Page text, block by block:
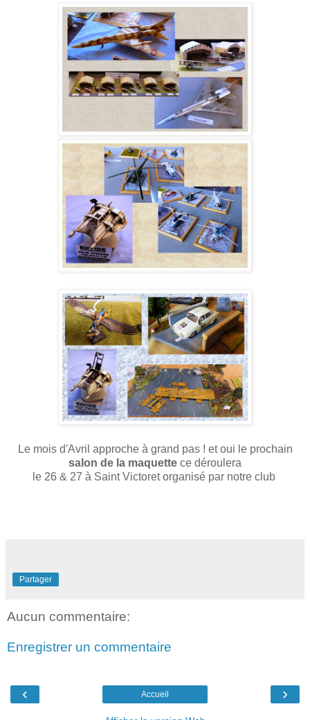
Le mois d'Avril approche à grand pas ! et oui le prochain
salon de la maquette ce déroulera
le 26 & 27 à Saint Victoret organisé par notre club
Partager
Aucun commentaire:
Enregistrer un commentaire
‹ ›
Accueil